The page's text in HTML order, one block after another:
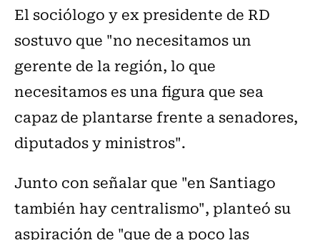
El sociólogo y ex presidente de RD
sostuvo que "no necesitamos un
gerente de la región, lo que
necesitamos es una figura que sea
capaz de plantarse frente a senadores,
diputados y ministros".
Junto con señalar que "en Santiago
también hay centralismo", planteó su
aspiración de "que de a poco las